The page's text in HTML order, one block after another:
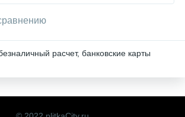
расчет, банковские карты